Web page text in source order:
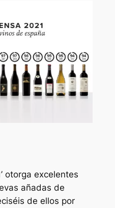
otorga excelentes
añadas de
de ellos por